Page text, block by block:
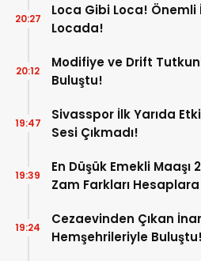
Loca Gibi Loca! Önemli
Locada!
20:27
Modifiye ve Drift
Buluştu!
20:12
Sivasspor İlk Yarıda
Sesi Çıkmadı!
19:47
En Düşük Emekli Maaşı
Zam Farkları
19:39
Cezaevinden Çıkan
Hemşehrileriyle Buluştu!
19:24